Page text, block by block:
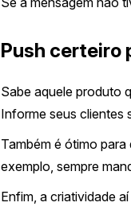
Push certeiro
Sabe aquele produto
Informe seus clientes
Também é ótimo
exemplo, sempre
Enfim, a criatividade